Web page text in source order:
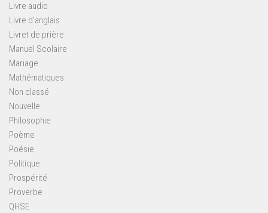
Livre audio
Livre d'anglais
Livret de prière
Manuel Scolaire
Mariage
Mathématiques
Non classé
Nouvelle
Philosophie
Poème
Poésie
Politique
Prospérité
Proverbe
QHSE